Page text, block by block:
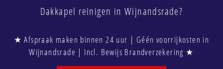
Dakkapel reinigen in Wijnandsrade?
★ Afspraak maken binnen 24 uur | Géén voorrijkosten in
Wijnandsrade | Incl. Bewijs Brandverzekering ★